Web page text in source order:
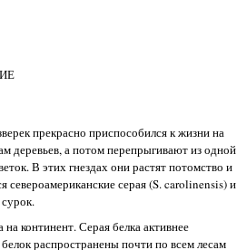
прекрасно приспособился к жизни на
деревьев, а потом перепрыгивают из одной
В этих гнездах они растят потомство и
серая (S. carolinensis) и
континент. Серая белка активнее
распространены почти по всем лесам